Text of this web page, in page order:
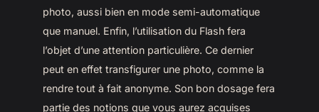
photo, aussi bien en mode semi-automatique
que manuel. Enfin, l’utilisation du Flash fera
l’objet d’une attention particulière. Ce dernier
peut en effet transfigurer une photo, comme la
rendre tout à fait anonyme. Son bon dosage fera
partie des notions que vous aurez acquises